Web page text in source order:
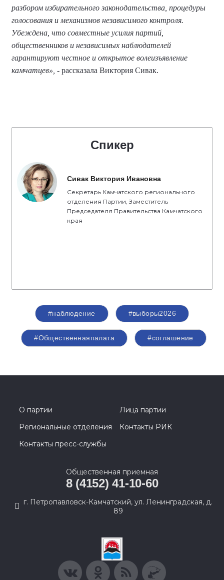
разбором избирательного законодательства, процедуры
голосования и механизмов независимого контроля.
Убеждена, что совместные усилия партий,
общественников и независимых наблюдателей
гарантируют честное и открытое волеизъявление
камчатцев», - рассказала Виктория Сивак.
Спикер
Сивак Виктория Ивановна
Секретарь Камчатского регионального
отделения Партии, Заместитель
Председателя Правительства Камчатского
края
#наблюдение #выборы2026
#Общественнаяпалата #соглашение
О партии
Лица партии
Региональные отделения
Контакты РИК
Контакты пресс-службы
Общественная приемная
8 (4152) 41-10-60
г. Петропавловск-Камчатский, ул. Ленинградская, д.
89